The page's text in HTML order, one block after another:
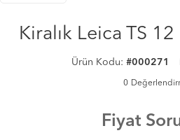
Kiralık Leica TS
Ürün Kodu: #000271
0
Fiyat